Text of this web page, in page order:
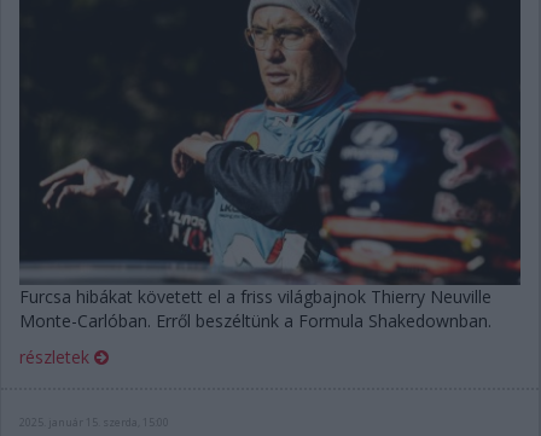
Furcsa hibákat követett el a friss világbajnok Thierry Neuville
Monte-Carlóban. Erről beszéltünk a Formula Shakedownban.
részletek
2025. január 15. szerda, 15:00